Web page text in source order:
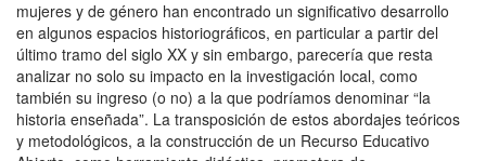
mujeres y de género han encontrado un significativo desarrollo
en algunos espacios historiográficos, en particular a partir del
último tramo del siglo XX y sin embargo, parecería que resta
analizar no solo su impacto en la investigación local, como
también su ingreso (o no) a la que podríamos denominar “la
historia enseñada”. La transposición de estos abordajes teóricos
y metodológicos, a la construcción de un Recurso Educativo